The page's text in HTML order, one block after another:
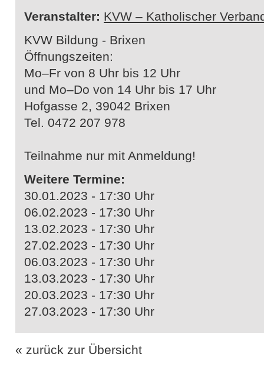
Veranstalter: KVW – Katholischer
KVW Bildung - Brixen
Öffnungszeiten:
Mo–Fr von 8 Uhr bis 12 Uhr
und Mo–Do von 14 Uhr bis 17 Uhr
Hofgasse 2, 39042 Brixen
Tel. 0472 207 978
Teilnahme nur mit Anmeldung!
Weitere Termine:
30.01.2023 - 17:30 Uhr
06.02.2023 - 17:30 Uhr
13.02.2023 - 17:30 Uhr
27.02.2023 - 17:30 Uhr
06.03.2023 - 17:30 Uhr
13.03.2023 - 17:30 Uhr
20.03.2023 - 17:30 Uhr
27.03.2023 - 17:30 Uhr
« zurück zur Übersicht